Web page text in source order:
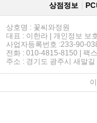
상점정보 PC
상호명 : 꽃씨와정원
대표 : 이한라 | 개인정보 보
사업자등록번호 :233-90-
전화 : 010-4815-8150 | 팩
주소 : 경기도 광주시 새말